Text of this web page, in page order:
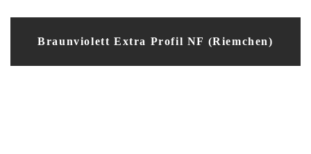
Braunviolett Extra Profil NF (Riemchen)